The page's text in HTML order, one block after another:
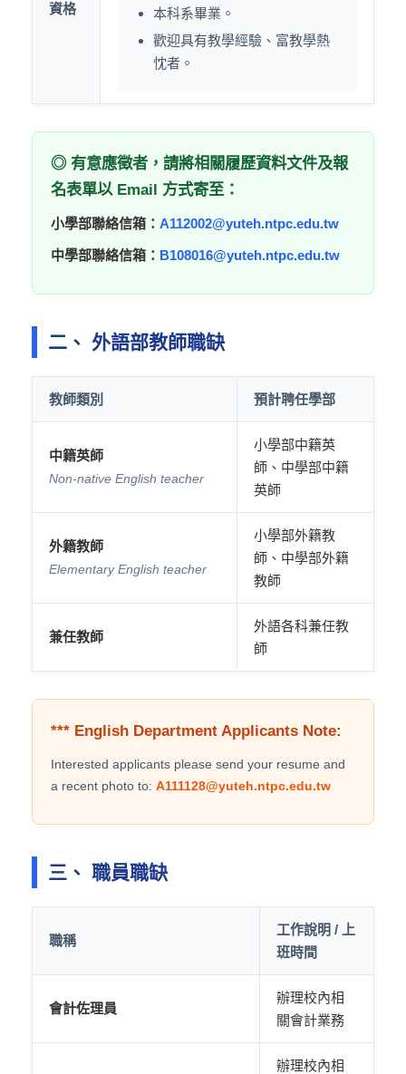
資格
本科系畢業。
歡迎具有教學經驗、富教學熱
忱者。
◎ 有意應徵者，請將相關履歷資料文件及報
名表單以 Email 方式寄至：
小學部聯絡信箱： A112002@yuteh.ntpc.edu.tw
中學部聯絡信箱： B108016@yuteh.ntpc.edu.tw
二、 外語部教師職缺
教師類別 預計聘任學部
中籍英師
Non-native English teacher
小學部中籍英
師、中學部中籍
英師
外籍教師
Elementary English teacher
小學部外籍教
師、中學部外籍
教師
兼任教師
外語各科兼任教
師
*** English Department Applicants Note:
Interested applicants please send your resume and
a recent photo to: A111128@yuteh.ntpc.edu.tw
三、 職員職缺
職稱
工作說明 / 上
班時間
會計佐理員
辦理校內相
關會計業務
辦理校內相